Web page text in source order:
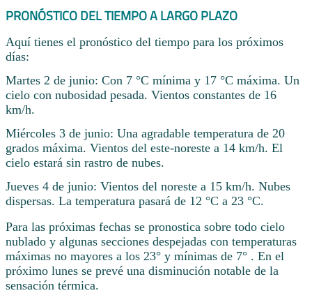
PRONÓSTICO DEL TIEMPO A LARGO PLAZO
Aquí tienes el pronóstico del tiempo para los próximos
días:
Martes 2 de junio: Con 7 °C mínima y 17 °C máxima. Un
cielo con nubosidad pesada. Vientos constantes de 16
km/h.
Miércoles 3 de junio: Una agradable temperatura de 20
grados máxima. Vientos del este-noreste a 14 km/h. El
cielo estará sin rastro de nubes.
Jueves 4 de junio: Vientos del noreste a 15 km/h. Nubes
dispersas. La temperatura pasará de 12 °C a 23 °C.
Para las próximas fechas se pronostica sobre todo cielo
nublado y algunas secciones despejadas con temperaturas
máximas no mayores a los 23° y mínimas de 7° . En el
próximo lunes se prevé una disminución notable de la
sensación térmica.